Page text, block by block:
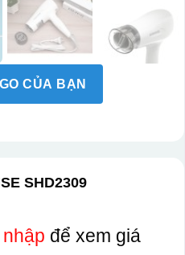
CỦA BẠN
SHD2309
để xem giá